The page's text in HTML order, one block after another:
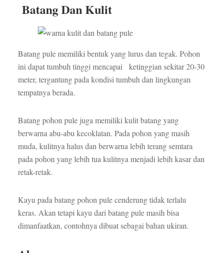
Batang Dan Kulit
Batang pule memiliki bentuk yang lurus dan tegak. Pohon
ini dapat tumbuh tinggi mencapai ketinggian sekitar 20-30
meter, tergantung pada kondisi tumbuh dan lingkungan
tempatnya berada.
Batang pohon pule juga memiliki kulit batang yang
berwarna abu-abu kecoklatan. Pada pohon yang masih
muda, kulitnya halus dan berwarna lebih terang semtara
pada pohon yang lebih tua kulitnya menjadi lebih kasar dan
retak-retak.
Kayu pada batang pohon pule cenderung tidak terlalu
keras. Akan tetapi kayu dari batang pule masih bisa
dimanfaatkan, contohnya dibuat sebagai bahan ukiran.